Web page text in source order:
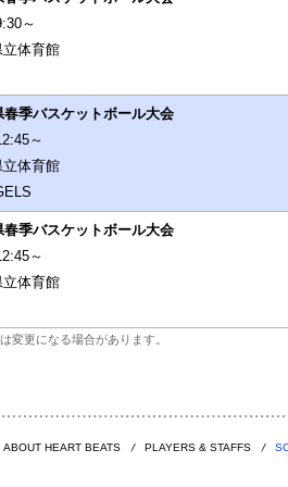
～
体育館
季バスケットボール大会
～
体育館
季バスケットボール大会
～
体育館
変更になる場合があります。
ABOUT HEART BEATS PLAYERS & STAFFS